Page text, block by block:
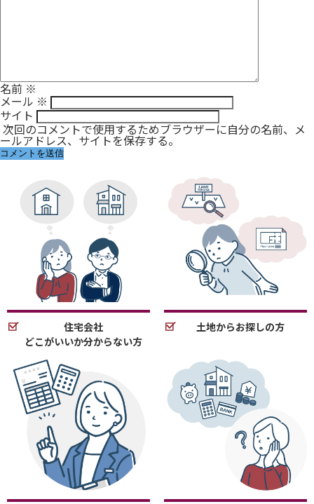
名前 ※
メール ※
サイト
次回のコメントで使用するためブラウザーに自分の名前、メ
ールアドレス、サイトを保存する。
住宅会社
どこがいいか分からない方
土地からお探しの方